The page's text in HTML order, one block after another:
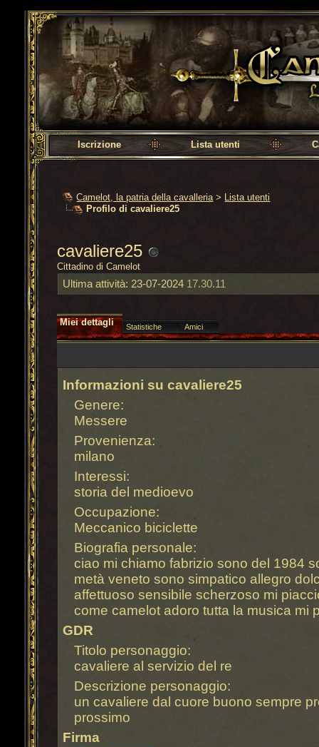
Camelot, la patria della cavalleria
Iscrizione Lista utenti
Camelot, la patria della cavalleria > Lista utenti
Profilo di cavaliere25
cavaliere25
Cittadino di Camelot
Ultima attività: 23-07-2024 17.30.11
Miei dettagli Statistiche Amici
Informazioni su cavaliere25
Genere:
Messere
Provenienza:
milano
Interessi:
storia del medioevo
Occupazione:
Meccanico biciclette
Biografia personale:
ciao mi chiamo fabrizio sono del 1984
metà veneto sono simpatico allegro
affettuoso sensibile scherzoso mi
come camelot adoro tutta la musica mi
GDR
Titolo personaggio:
cavaliere al servizio del re
Descrizione personaggio:
un cavaliere dal cuore buono sempre
prossimo
Firma